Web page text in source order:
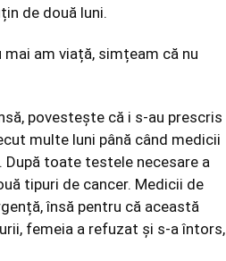
de două luni.
am viață, simțeam că nu
povestește că i s-au prescris
multe luni până când medicii
toate testele necesare a
tipuri de cancer. Medicii de
însă pentru că această
femeia a refuzat și s-a întors,